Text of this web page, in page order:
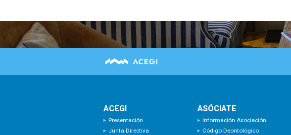
ACEGI
Presentación
Junta Directiva
ASÓCIATE
Información Asociación
Código Deontológico